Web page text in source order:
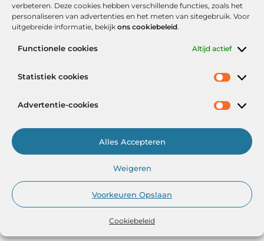
verbeteren. Deze cookies hebben verschillende functies, zoals het
personaliseren van advertenties en het meten van sitegebruik. Voor
uitgebreide informatie, bekijk ons cookiebeleid.
Functionele cookies Altijd actief
Statistiek cookies
Advertentie-cookies
Alles Accepteren
Weigeren
Voorkeuren Opslaan
Cookiebeleid
Het Portaal voor Inzichten en Inspiratie
— AdviesPortal.nl verzamelt de beste blogs en artikelen om jou te
helpen groeien. Ontdek, leer en laat je inspireren!
www.adviesportal.nl.All Right Reserved.
Onze informatie